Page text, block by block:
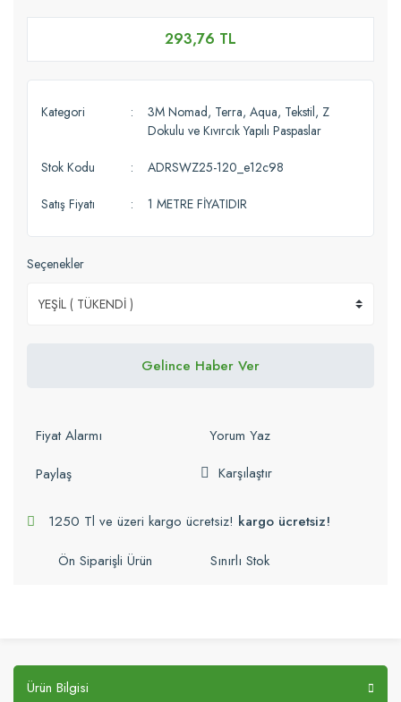
293,76 TL
Kategori
3M Nomad, Terra, Aqua, Tekstil, Z
Dokulu ve Kıvırcık Yapılı Paspaslar
Stok Kodu ADRSWZ25-120_e12c98
Satış Fiyatı 1 METRE FİYATIDIR
Seçenekler
Gelince Haber Ver
Fiyat Alarmı
Yorum Yaz
Paylaş
Karşılaştır
1250 Tl ve üzeri kargo ücretsiz! kargo ücretsiz!
Ön Siparişli Ürün
Sınırlı Stok
Ürün Bilgisi